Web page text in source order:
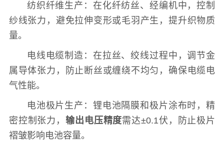
纺织纤维生产：在化纤纺丝、经编机中，控制
纱线张力，避免拉伸变形或毛羽产生，提升织物质
量。
电线电缆制造：在拉丝、绞线过程中，调节金
属导体张力，防止断丝或缠绕不均匀，确保电缆电
气性能。
电池极片生产：锂电池隔膜和极片涂布时，精
密控制张力，输出电压精度需达±0.1伏，防止极片
褶皱影响电池容量。